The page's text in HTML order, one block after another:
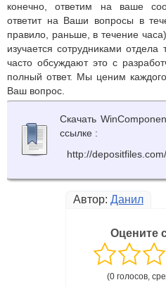
конечно, ответим на ваше
ответит на Ваши вопросы в
правило, раньше, в течение
изучается сотрудниками
часто обсуждают это с
полный ответ. Мы ценим
Ваш вопрос.
Скачать
ссылке :
http://
Автор: Данил
Оцените
(0 голосов,